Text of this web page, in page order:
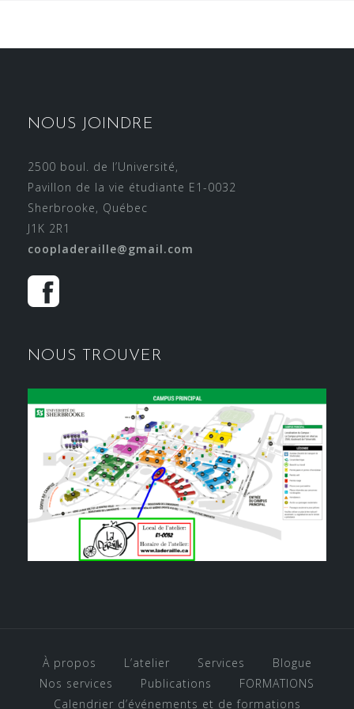
NOUS JOINDRE
2500 boul. de l’Université,
Pavillon de la vie étudiante E1-0032
Sherbrooke, Québec
J1K 2R1
coopladeraille@gmail.com
NOUS TROUVER
À propos L’atelier Services
Blogue
Nos services
Publications
FORMATIONS
Calendrier d’événements et de formations